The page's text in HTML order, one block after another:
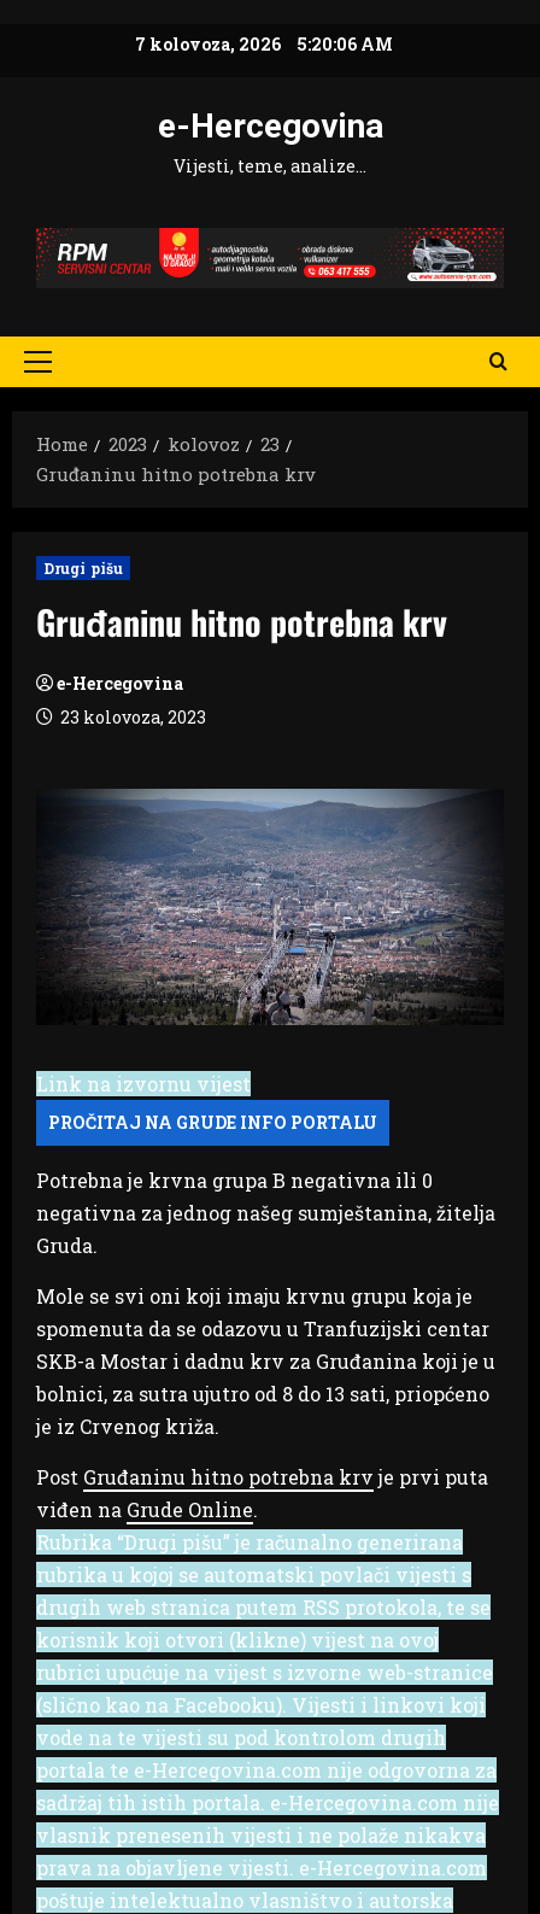
7 kolovoza, 2026 5:20:07 AM
e-Hercegovina
Vijesti, teme, analize…
Primary
Home
2023 kolovoz
23
Gruđaninu hitno potrebna krv
Drugi pišu
Gruđaninu hitno potrebna krv
e-Hercegovina
23 kolovoza, 2023
Link na izvornu vijest
Potrebna je krvna grupa B negativna ili 0
negativna za jednog našeg sumještanina, žitelja
Gruda.
Mole se svi oni koji imaju krvnu grupu koja je
spomenuta da se odazovu u Tranfuzijski centar
SKB-a Mostar i dadnu krv za Gruđanina koji je u
bolnici, za sutra ujutro od 8 do 13 sati, priopćeno
je iz Crvenog križa.
Post Gruđaninu hitno potrebna krvje prvi puta
viđen na Grude Online.
Rubrika “Drugi pišu” je računalno generirana
rubrika u kojoj se automatski povlači vijesti s
drugih web stranica putem RSS protokola, te se
korisnik koji otvori (klikne) vijest na ovoj
rubrici upućuje na vijest s izvorne web-stranice
(slično kao na Facebooku). Vijesti i linkovi koji
vode na te vijesti su pod kontrolom drugih
portala te e-Hercegovina.com nije odgovorna za
sadržaj tih istih portala. e-Hercegovina.com nije
vlasnik prenesenih vijesti i ne polaže nikakva
prava na objavljene vijesti. e-Hercegovina.com
poštuje intelektualno vlasništvo i autorska